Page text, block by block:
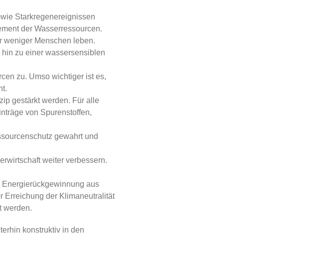
Starkregenereignissen
der Wasserressourcen.
weniger Menschen leben.
zu einer wassersensiblen
zu. Umso wichtiger ist es,
gestärkt werden. Für alle
von Spurenstoffen,
gewahrt und
weiter verbessern.
aus
Erreichung der Klimaneutralität
werden.
konstruktiv in den